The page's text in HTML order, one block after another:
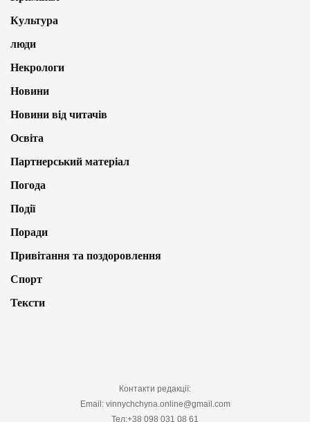
Культура
люди
Некрологи
Новини
Новини від читачів
Освіта
Партнерський матеріал
Погода
Події
Поради
Привітання та поздоровлення
Спорт
Тексти
Контакти редакції:
Email: vinnychchyna.online@gmail.com
Тел:+38 098 031 08 61